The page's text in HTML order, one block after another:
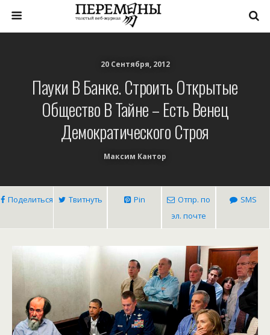
20 Сентября, 2012
Пауки В Банке. Строить Открытые
Общество В Тайне – Есть Венец
Демократического Строя
Максим Кантор
Поделиться Твитнуть Pin
Отпр. по
эл. почте
SMS